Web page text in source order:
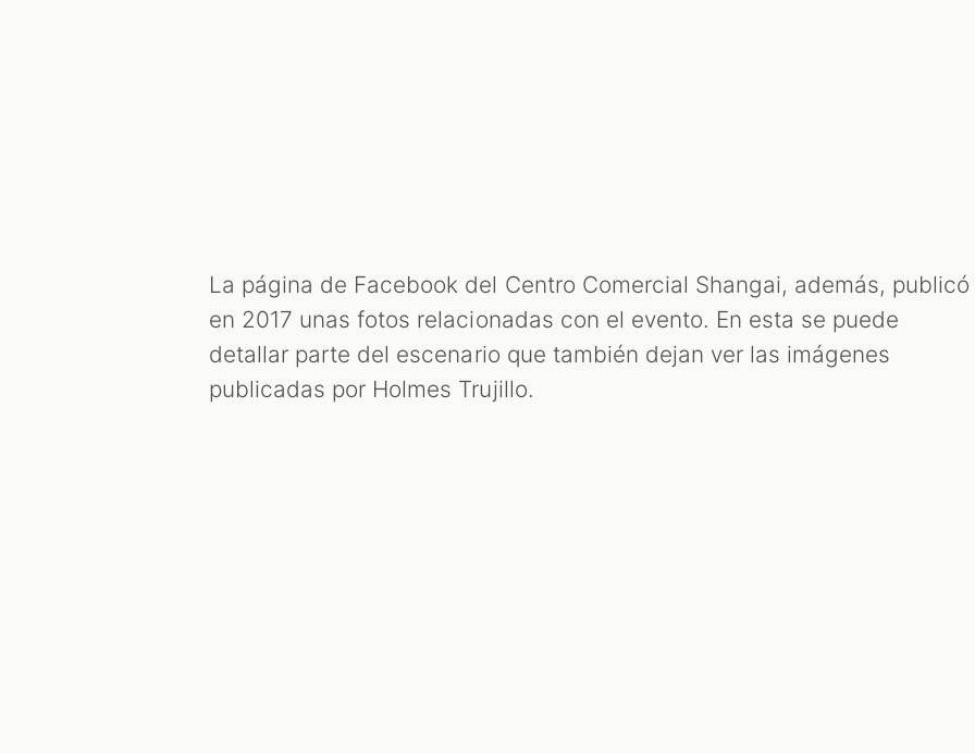
La página de Facebook del Centro Comercial Shangai, además, publicó
en 2017 unas fotos relacionadas con el evento. En esta se puede
detallar parte del escenario que también dejan ver las imágenes
publicadas por Holmes Trujillo.